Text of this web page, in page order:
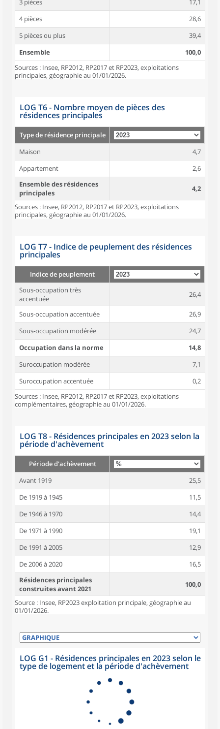
3 pièces
17,1
4 pièces
28,6
5 pièces ou plus
39,4
Ensemble
100,0
Sources : Insee, RP2012, RP2017 et RP2023, exploitations
principales, géographie au 01/01/2026.
LOG T6 - Nombre moyen de pièces des
résidences principales
Type de résidence principale
Maison
4,7
Appartement
2,6
Ensemble des résidences
principales
4,2
Sources : Insee, RP2012, RP2017 et RP2023, exploitations
principales, géographie au 01/01/2026.
LOG T7 - Indice de peuplement des résidences
principales
Indice de peuplement
Sous-occupation très
accentuée
26,4
Sous-occupation accentuée
26,9
Sous-occupation modérée
24,7
Occupation dans la norme
14,8
Suroccupation modérée
7,1
Suroccupation accentuée
0,2
Sources : Insee, RP2012, RP2017 et RP2023, exploitations
complémentaires, géographie au 01/01/2026.
LOG T8 - Résidences principales en 2023 selon la
période d'achèvement
Période d'achèvement
Avant 1919
25,5
De 1919 à 1945
11,5
De 1946 à 1970
14,4
De 1971 à 1990
19,1
De 1991 à 2005
12,9
De 2006 à 2020
16,5
Résidences principales
construites avant 2021
100,0
Source : Insee, RP2023 exploitation principale, géographie au
01/01/2026.
LOG G1 - Résidences principales en 2023 selon le
type de logement et la période d'achèvement